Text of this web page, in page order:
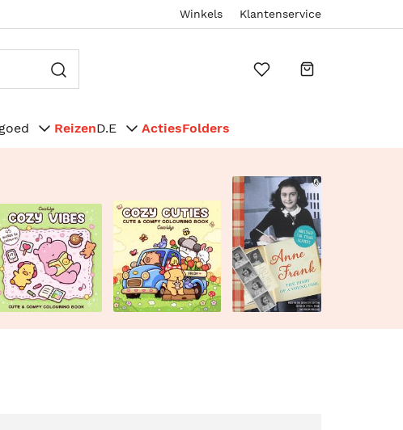
Winkels Klantenservice
ReizenD.E ActiesFolders